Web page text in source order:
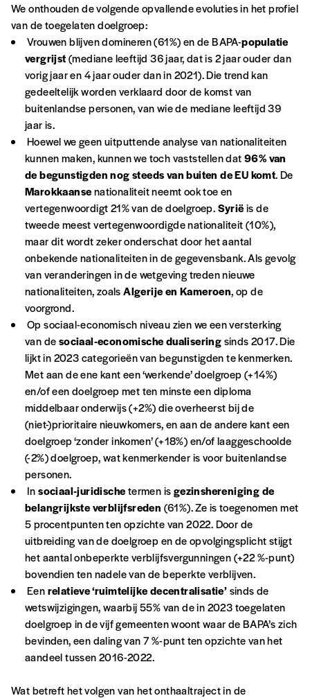
Account
maken
Wachtwoorden komen niet overeen
REGISTREER
*verplichte velden
d’affirmer notre attachement aux valeurs de
solidarité, nous vous proposons d’estimer
vous-mêmes le coût de notre publication.
Cette valeur peut donc être inférieure, égale
ou supérieure au prix indicatif. De cette
manière, vous soutenez le travail de l’équipe
de rédaction selon vos moyens et vos
motivations.
En pratique
Vous vous abonnez pour l’année civile en
cours ou vous commandez au numéro.
Vous indiquez si vous souhaitez recevoir la
revue en format papier ou numérique.
Vous renseignez vos coordonnées.
Vous versez le montant de votre choix sur le
compteIBAN BE34 0010 7305
2190
avec en communication le numéro de
la commande renseigné dans le mail de
confirmation et la mention “participation
Imag”.
NB
: Vous pouvez choisir de participer
financièrement à tout moment, même après
avoir reçu plusieurs numéros. Ce paiement
n’est pas indispensable. Il marque votre
volonté de soutenir nos activités.
NOS
FORMULES
Abonnement
1 an = 5 numéros
20€*/an
We onthouden de volgende opvallende evoluties in het profiel
van de toegelaten doelgroep:
Vrouwen blijven domineren (61%) en de BAPA-populatie
vergrijst(mediane leeftijd 36 jaar, dat is 2 jaar ouder dan
vorig jaar en 4 jaar ouder dan in 2021). Die trend kan
gedeeltelijk worden verklaard door de komst van
buitenlandse personen, van wie de mediane leeftijd 39
jaar is.
Hoewel we geen uitputtende analyse van nationaliteiten
kunnen maken, kunnen we toch vaststellen dat96% van
de begunstigden nog steeds van buiten de EU komt. De
Marokkaansenationaliteit neemt ook toe en
vertegenwoordigt 21% van de doelgroep.Syriëis de
tweede meest vertegenwoordigde nationaliteit (10%),
maar dit wordt zeker onderschat door het aantal
onbekende nationaliteiten in de gegevensbank. Als gevolg
van veranderingen in de wetgeving treden nieuwe
nationaliteiten, zoalsAlgerije en Kameroen, op de
voorgrond.
Op sociaal-economisch niveau zien we een versterking
van desociaal-economische dualiseringsinds 2017. Die
lijkt in 2023 categorieën van begunstigden te kenmerken.
Met aan de ene kant een ‘werkende’ doelgroep (+14%)
en/of een doelgroep met ten minste een diploma
middelbaar onderwijs (+2%) die overheerst bij de
(niet-)prioritaire nieuwkomers, en aan de andere kant een
doelgroep ‘zonder inkomen’ (+18%) en/of laaggeschoolde
(-2%) doelgroep, wat kenmerkender is voor buitenlandse
personen.
Insociaal-juridischetermen isgezinshereniging de
belangrijkste verblijfsreden (61%). Ze is toegenomen met
5 procentpunten ten opzichte van 2022. Door de
uitbreiding van de doelgroep en de opvolgingsplicht stijgt
het aantal onbeperkte verblijfsvergunningen (+22 %-punt)
bovendien ten nadele van de beperkte verblijven.
Eenrelatieve ‘ruimtelijke decentralisatie’sinds de
wetswijzigingen, waarbij 55% van de in 2023 toegelaten
doelgroep in de vijf gemeenten woont waar de BAPA’s zich
bevinden, een daling van 7 %-punt ten opzichte van het
aandeel tussen 2016-2022.
Wat betreft het volgen van het onthaaltraject in de